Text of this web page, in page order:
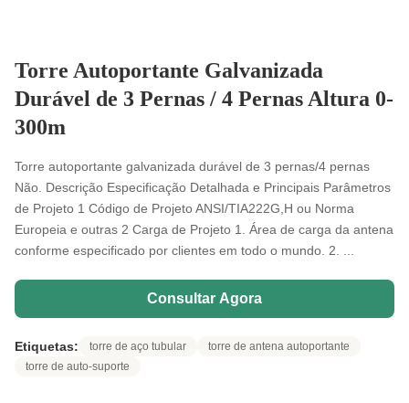
Torre Autoportante Galvanizada
Durável de 3 Pernas / 4 Pernas Altura 0-
300m
Torre autoportante galvanizada durável de 3 pernas/4 pernas
Não. Descrição Especificação Detalhada e Principais Parâmetros
de Projeto 1 Código de Projeto ANSI/TIA222G,H ou Norma
Europeia e outras 2 Carga de Projeto 1. Área de carga da antena
conforme especificado por clientes em todo o mundo. 2. ...
Consultar Agora
Etiquetas: torre de aço tubular
torre de antena autoportante
torre de auto-suporte